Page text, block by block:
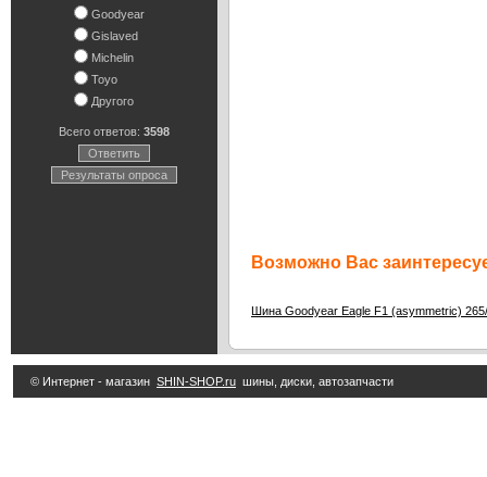
Goodyear
Gislaved
Michelin
Toyo
Другого
Всего ответов: 3598
Ответить
Результаты опроса
Возможно Вас
Шина Goodyear Eagle F1 (asymmetric)
© Интернет - магазин SHIN-SHOP.ru шины, диски, автозапчасти